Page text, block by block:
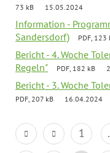
73 kB
15.05.2024
Information -
Sandersdorf)
PDF, 123
Bericht - 4. Woche
Regeln"
PDF, 182 kB
Bericht - 3. Woche
PDF, 207 kB 16.04.2024
1